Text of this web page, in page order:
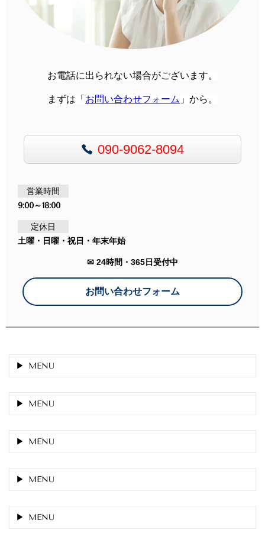
お電話に出られない場合がございます。
まずは「 お問い合わせフォーム 」から 。
090-9062-8094
営業時間
9:00～18:00
定休日
土曜・日曜・祝日・年末年始
✉ 24時間・365日受付中
お問い合わせフォーム
MENU
MENU
MENU
MENU
MENU